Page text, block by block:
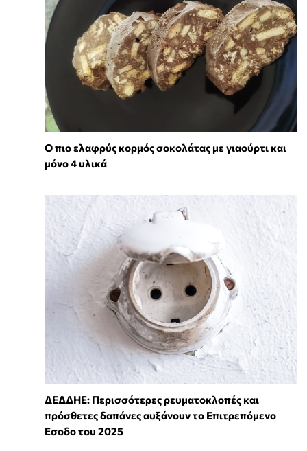
Ο πιο ελαφρύς κορμός σοκολάτας με γιαούρτι και
μόνο 4 υλικά
ΔΕΔΔΗΕ: Περισσότερες ρευματοκλοπές και
πρόσθετες δαπάνες αυξάνουν το Επιτρεπόμενο
Εσοδο του 2025